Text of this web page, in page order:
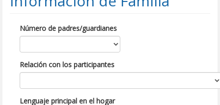
Número de padres/guardianes
Relación con los participantes
Lenguaje principal en el hogar